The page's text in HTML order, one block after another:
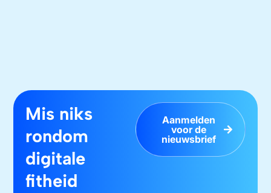
Mis niks
rondom
digitale
fitheid
Aanmelden
voor de
nieuwsbrief